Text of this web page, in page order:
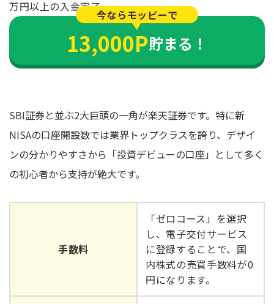
万円以上の入金完了
今ならモッピーで
13,000P貯まる！
SBI証券と並ぶ2大巨頭の一角が楽天証券です。特に新
NISAの口座開設数では業界トップクラスを誇り、デザイ
ンの分かりやすさから「投資デビューの口座」として多く
の初心者から支持が絶大です。
手数料
「ゼロコース」を選択
し、電子交付サービス
に登録することで、国
内株式の売買手数料が0
円になります。